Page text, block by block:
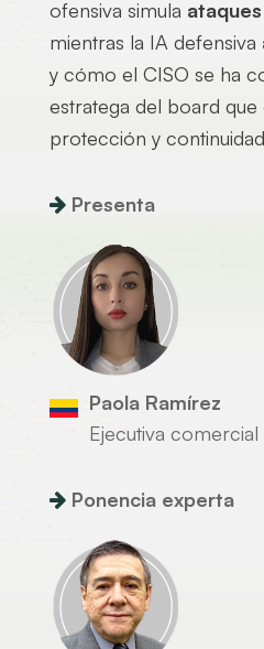
ofensiva simula
mientras la IA defensiva
y cómo el CISO se ha
estratega del board que
protección y
Presenta
Paola Ramírez
Ejecutiva comercial
Ponencia experta